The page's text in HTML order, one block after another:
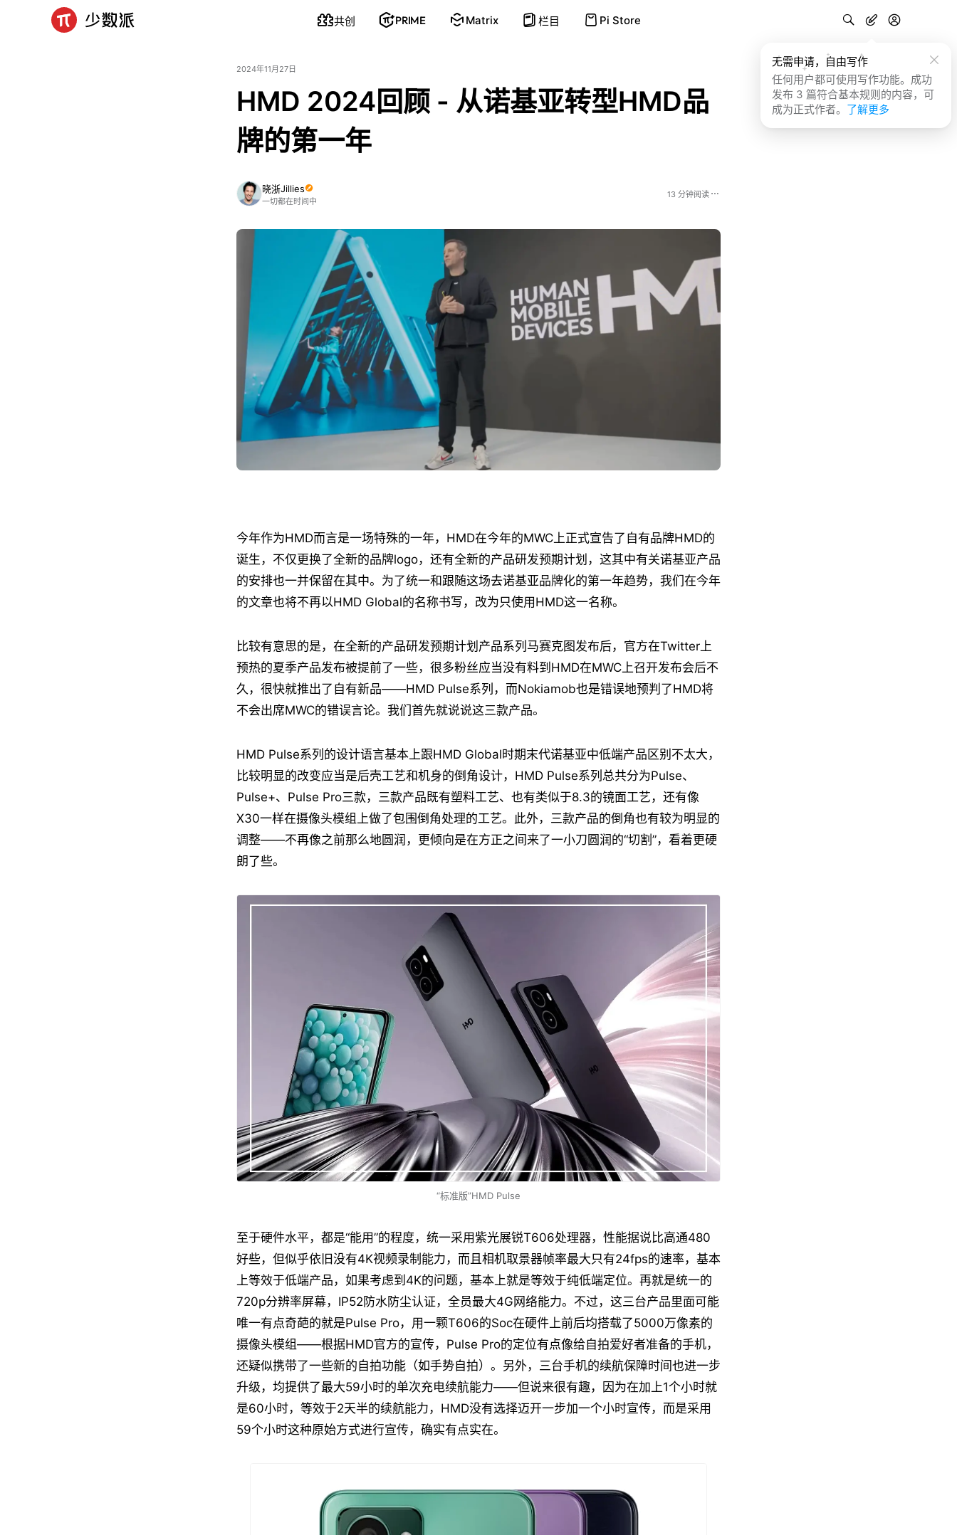
共创 PRIME Matrix 栏目 Pi Store
无需申请，自由写作
任何用户都可使用写作功能。成功
发布 3 篇符合基本规则的内容，可
成为正式作者。 了解更多
2024年11月27日
HMD 2024回顾 - 从诺基亚转型HMD品
牌的第一年
晓浙Jillies
一切都在时间中
13 分钟阅读
今年作为HMD而言是一场特殊的一年，HMD在今年的MWC上正式宣告了自有品牌HMD的
诞生，不仅更换了全新的品牌logo，还有全新的产品研发预期计划，这其中有关诺基亚产品
的安排也一并保留在其中。为了统一和跟随这场去诺基亚品牌化的第一年趋势，我们在今年
的文章也将不再以HMD Global的名称书写，改为只使用HMD这一名称。
比较有意思的是，在全新的产品研发预期计划产品系列马赛克图发布后，官方在Twitter上
预热的夏季产品发布被提前了一些，很多粉丝应当没有料到HMD在MWC上召开发布会后不
久，很快就推出了自有新品——HMD Pulse系列，而Nokiamob也是错误地预判了HMD将
不会出席MWC的错误言论。我们首先就说说这三款产品。
HMD Pulse系列的设计语言基本上跟HMD Global时期末代诺基亚中低端产品区别不太大，
比较明显的改变应当是后壳工艺和机身的倒角设计，HMD Pulse系列总共分为Pulse、
Pulse+、Pulse Pro三款，三款产品既有塑料工艺、也有类似于8.3的镜面工艺，还有像
X30一样在摄像头模组上做了包围倒角处理的工艺。此外，三款产品的倒角也有较为明显的
调整——不再像之前那么地圆润，更倾向是在方正之间来了一小刀圆润的“切割”，看着更硬
朗了些。
“标准版”HMD Pulse
至于硬件水平，都是“能用”的程度，统一采用紫光展锐T606处理器，性能据说比高通480
好些，但似乎依旧没有4K视频录制能力，而且相机取景器帧率最大只有24fps的速率，基本
上等效于低端产品，如果考虑到4K的问题，基本上就是等效于纯低端定位。再就是统一的
720p分辨率屏幕，IP52防水防尘认证，全员最大4G网络能力。不过，这三台产品里面可能
唯一有点奇葩的就是Pulse Pro，用一颗T606的Soc在硬件上前后均搭载了5000万像素的
摄像头模组——根据HMD官方的宣传，Pulse Pro的定位有点像给自拍爱好者准备的手机，
还疑似携带了一些新的自拍功能（如手势自拍）。另外，三台手机的续航保障时间也进一步
升级，均提供了最大59小时的单次充电续航能力——但说来很有趣，因为在加上1个小时就
是60小时，等效于2天半的续航能力，HMD没有选择迈开一步加一个小时宣传，而是采用
59个小时这种原始方式进行宣传，确实有点实在。